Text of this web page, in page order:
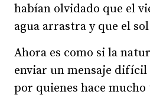
habían olvidado que el
agua arrastra y que el
Ahora es como si la
enviar un mensaje
por quienes hace